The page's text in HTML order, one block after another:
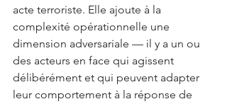
acte terroriste. Elle ajoute à la
complexité opérationnelle une
dimension adversariale — il y a un ou
des acteurs en face qui agissent
délibérément et qui peuvent adapter
leur comportement à la réponse de